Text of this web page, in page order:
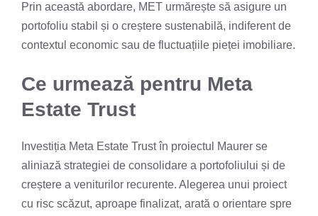
Prin această abordare, MET urmărește să asigure un
portofoliu stabil și o creștere sustenabilă, indiferent de
contextul economic sau de fluctuațiile pieței imobiliare.
Ce urmează pentru Meta
Estate Trust
Investiția Meta Estate Trust în proiectul Maurer se
aliniază strategiei de consolidare a portofoliului și de
creștere a veniturilor recurente. Alegerea unui proiect
cu risc scăzut, aproape finalizat, arată o orientare spre